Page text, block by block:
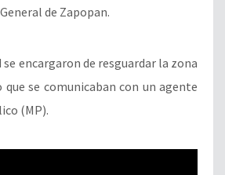
de Zapopan.
encargaron de resguardar la zona
se comunicaban con un agente
(MP).